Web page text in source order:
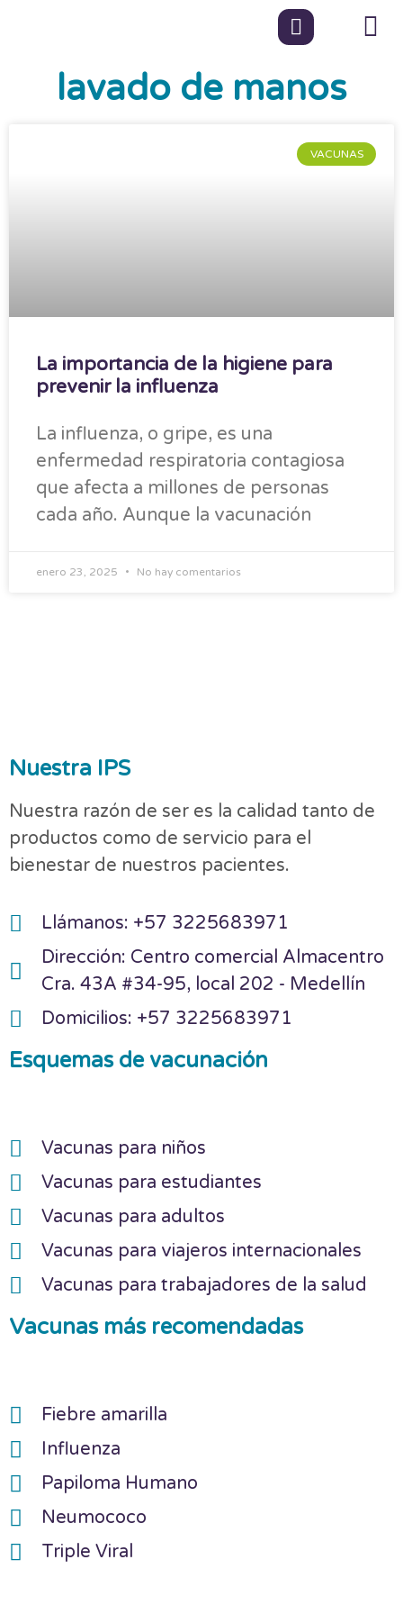
lavado de manos
VACUNAS
La importancia de la higiene para
prevenir la influenza
La influenza, o gripe, es una
enfermedad respiratoria contagiosa
que afecta a millones de personas
cada año. Aunque la vacunación
enero 23, 2025 No hay comentarios
Nuestra IPS
Nuestra razón de ser es la calidad tanto de
productos como de servicio para el
bienestar de nuestros pacientes.
Llámanos: +57 3225683971
Dirección: Centro comercial Almacentro
Cra. 43A #34-95, local 202 - Medellín
Domicilios: +57 3225683971
Esquemas de vacunación
Vacunas para niños
Vacunas para estudiantes
Vacunas para adultos
Vacunas para viajeros internacionales
Vacunas para trabajadores de la salud
Vacunas más recomendadas
Fiebre amarilla
Influenza
Papiloma Humano
Neumococo
Triple Viral